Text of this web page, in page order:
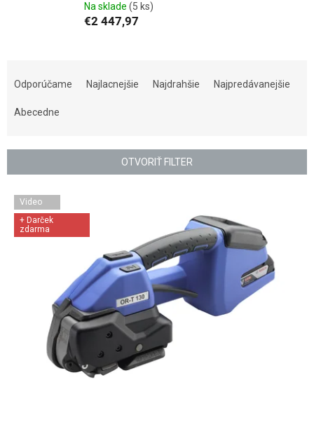
Na sklade (5 ks)
€2 447,97
p
o
Odporúčame Najlacnejšie Najdrahšie Najpredávanejšie
Abecedne
OTVORIŤ FILTER
V Video
+ Darček
zdarma